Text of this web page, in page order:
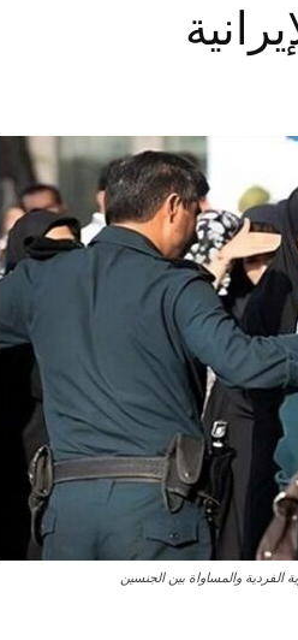
والمساواة بين الجنسين